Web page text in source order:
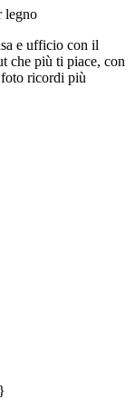
legno
e ufficio con il
che più ti piace, con
ricordi più